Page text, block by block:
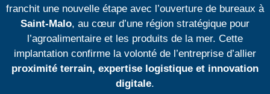
franchit une nouvelle étape avec l’ouverture de bureaux à
Saint-Malo, au cœur d’une région stratégique pour
l’agroalimentaire et les produits de la mer. Cette
implantation confirme la volonté de l’entreprise d’allier
proximité terrain, expertise logistique et innovation
digitale.